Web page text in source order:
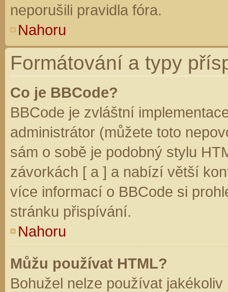
neporušili pravidla fóra.
Nahoru
Formátování a typy
Co je BBCode?
BBCode je zvláštní
administrátor (můžete toto
sám o sobě je podobný stylu
závorkách [ a ] a nabízí větší
více informací o BBCode si
stránku přispívání.
Nahoru
Můžu používat HTML?
Bohužel nelze používat